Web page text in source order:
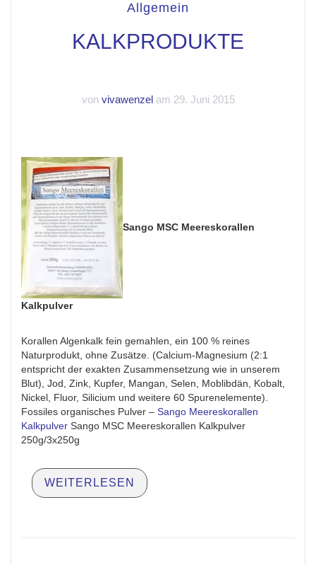
Allgemein
KALKPRODUKTE
von vivawenzelam 29. Juni 2015
Sango MSC Meereskorallen
Kalkpulver
Korallen Algenkalk fein gemahlen, ein 100 % reines
Naturprodukt, ohne Zusätze. (Calcium-Magnesium (2:1
entspricht der exakten Zusammensetzung wie in unserem
Blut), Jod, Zink, Kupfer, Mangan, Selen, Moblibdän, Kobalt,
Nickel, Fluor, Silicium und weitere 60 Spurenelemente).
Fossiles organisches Pulver – Sango Meereskorallen
Kalkpulver Sango MSC Meereskorallen Kalkpulver
250g/3x250g
WEITERLESEN